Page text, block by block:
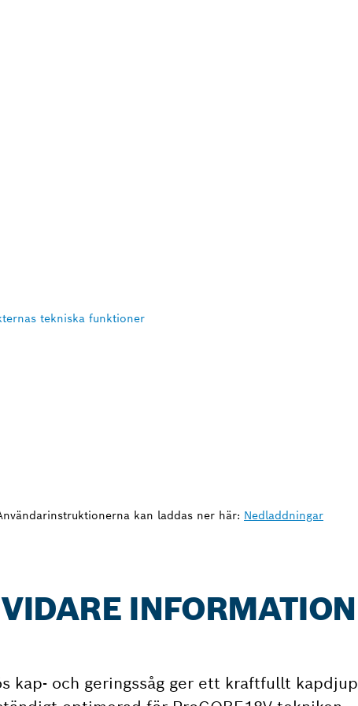
tekniska funktioner
kan laddas ner här: Nedladdningar
INFORMATION
kap- och geringssåg ger ett kraftfullt kapdjup